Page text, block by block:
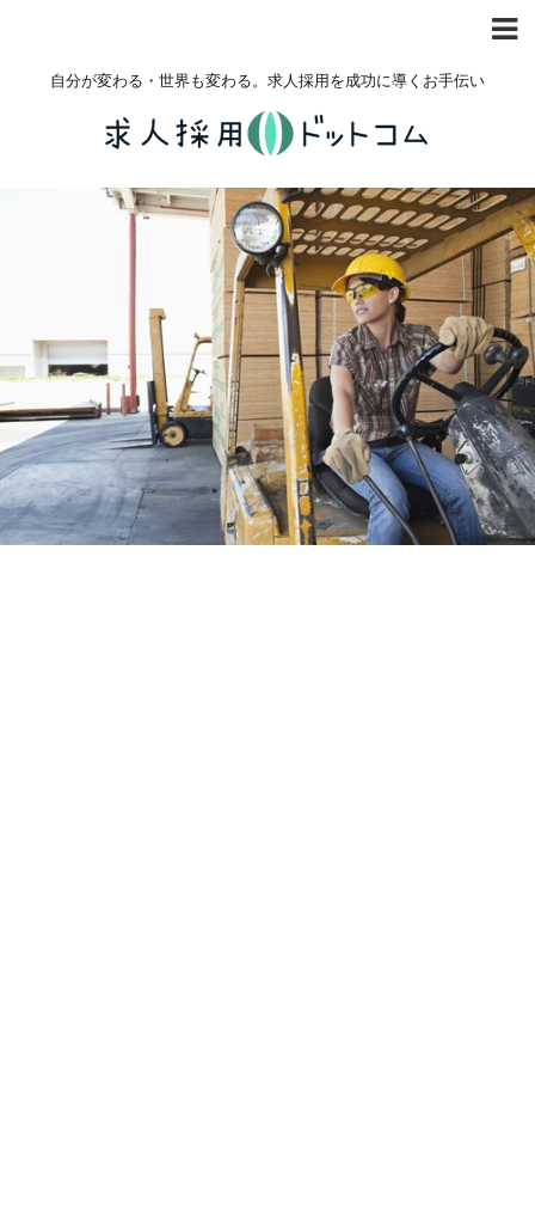
自分が変わる・世界も変わる。求人採用を成功に導くお手伝い